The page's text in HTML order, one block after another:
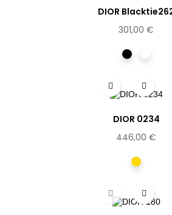
DIOR
301,00 €
Noir
DIOR 0234
446,00 €
Dorée